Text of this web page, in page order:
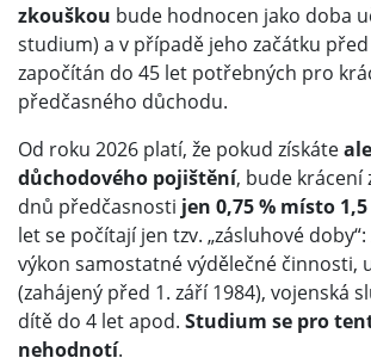
zkouškou bude hodnocen jako doba
studium) a v případě jeho začátku před
započítán do 45 let potřebných pro
předčasného důchodu.
Od roku 2026 platí, že pokud získáte
důchodového pojištění, bude krácení
dnů předčasnosti jen 0,75 % místo 1,5
let se počítají jen tzv. „zásluhové
výkon samostatné výdělečné činnosti,
(zahájený před 1. září 1984), vojenská
dítě do 4 let apod. Studium se pro
nehodnotí.